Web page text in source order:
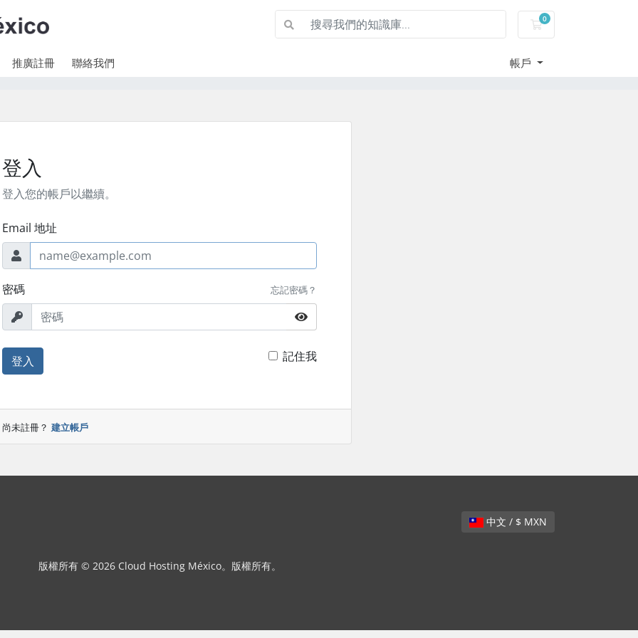
0
購物車
推廣註冊 聯絡我們 帳戶
登入
登入您的帳戶以繼續。
Email 地址
密碼 忘記密碼？
登入 記住我
尚未註冊？ 建立帳戶
中文 / $ MXN
版權所有 © 2026 Cloud Hosting México。版權所有。